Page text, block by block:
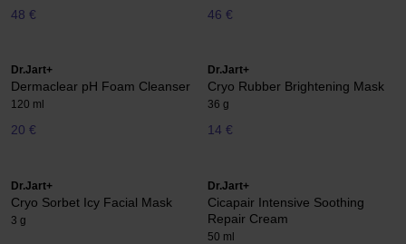
48 € 46 €
Dr.Jart+
Dermaclear pH Foam Cleanser
120 ml
20 €
Dr.Jart+
Cryo Rubber Brightening Mask
36 g
14 €
Dr.Jart+
Cryo Sorbet Icy Facial Mask
3 g
Dr.Jart+
Cicapair Intensive Soothing
Repair Cream
50 ml